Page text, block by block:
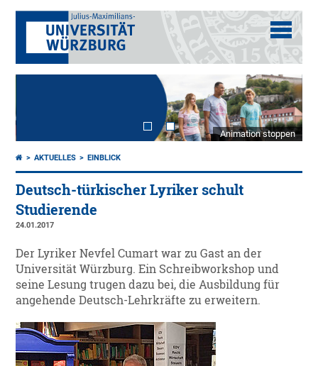
Animation stoppen
AKTUELLES EINBLICK
Deutsch-türkischer Lyriker schult
Studierende
24.01.2017
Der Lyriker Nevfel Cumart war zu Gast an der
Universität Würzburg. Ein Schreibworkshop und
seine Lesung trugen dazu bei, die Ausbildung für
angehende Deutsch-Lehrkräfte zu erweitern.